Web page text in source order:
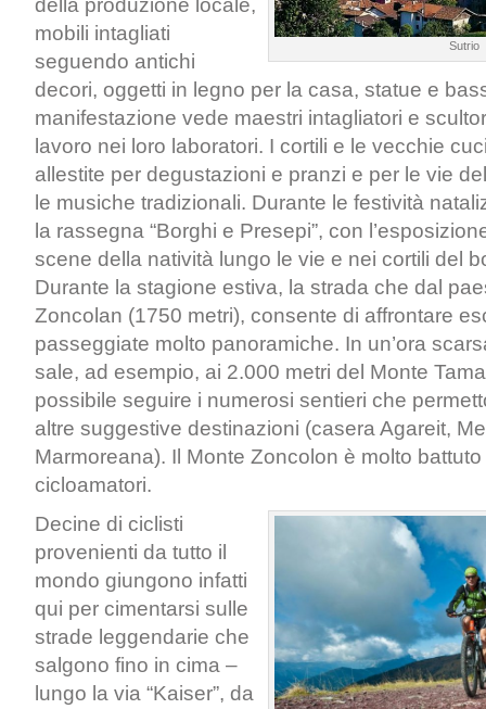
Sutrio
della produzione locale,
mobili intagliati
seguendo antichi
decori, oggetti in legno per la casa, statue e
manifestazione vede maestri intagliatori e
lavoro nei loro laboratori. I cortili e le vecchie
allestite per degustazioni e pranzi e per le vie
le musiche tradizionali. Durante le festività
la rassegna “Borghi e Presepi”, con
scene della natività lungo le vie e nei cortili del
Durante la stagione estiva, la strada che dal
Zoncolan (1750 metri), consente di affrontare
passeggiate molto panoramiche. In un’ora
sale, ad esempio, ai 2.000 metri del Monte
possibile seguire i numerosi sentieri che
altre suggestive destinazioni (casera Agareit,
Marmoreana). Il Monte Zoncolon è molto
cicloamatori.
Decine di ciclisti
provenienti da tutto il
mondo giungono infatti
qui per cimentarsi sulle
strade leggendarie che
salgono fino in cima –
lungo la via “Kaiser”, da